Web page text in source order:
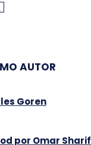
AUTOR
Goren
por Omar Sharif